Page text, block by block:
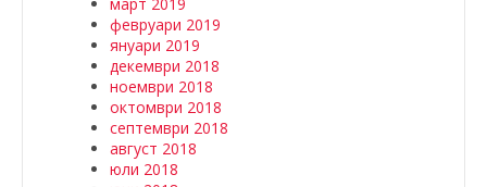
февруари 2019
януари 2019
декември 2018
ноември 2018
октомври 2018
септември 2018
август 2018
юли 2018